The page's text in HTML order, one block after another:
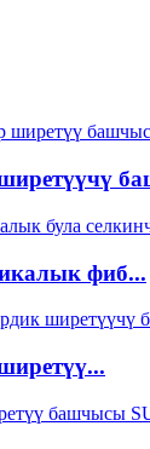
фиб...